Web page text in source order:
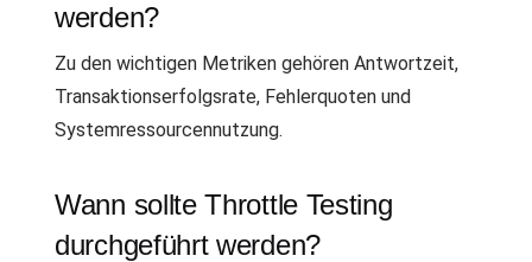
werden?
Zu den wichtigen Metriken gehören Antwortzeit,
Transaktionserfolgsrate, Fehlerquoten und
Systemressourcennutzung.
Wann sollte Throttle Testing
durchgeführt werden?